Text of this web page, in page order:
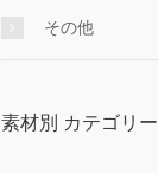
その他
素材別 カテゴリー